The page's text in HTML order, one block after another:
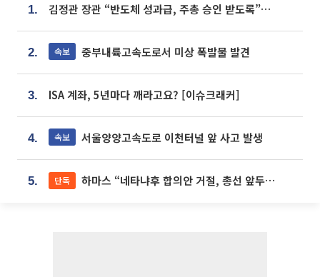
1. 김정관 장관 “반도체 성과급, 주총 승인 받도록”…상법·자본시장법 개정 시사
2. 속보 중부내륙고속도로서 미상 폭발물 발견
3. ISA 계좌, 5년마다 깨라고요? [이슈크래커]
4. 속보 서울양양고속도로 이천터널 앞 사고 발생
5. 단독 하마스 “네타냐후 합의안 거절, 총선 앞두고 시간 끌기”